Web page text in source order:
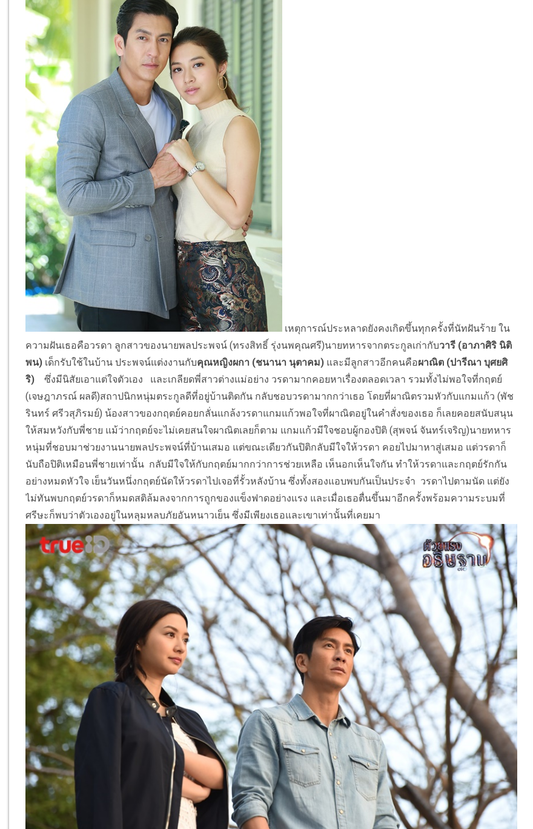
เหตุการณ์ประหลาดยังคงเกิดขึ้นทุกครั้งที่นัทฝันร้าย ใน
ความฝันเธอคือวรดา ลูกสาวของนายพลประพจน์ (ทรงสิทธิ์ รุ่งนพคุณศรี)นายทหารจากตระกูลเก่ากับวารี (อาภาศิริ นิติ
พน) เด็กรับใช้ในบ้าน ประพจน์แต่งงานกับคุณหญิงผกา (ชนานา นุตาคม) และมีลูกสาวอีกคนคือผาณิต (ปารีณา บุศยศิ
ริ)
ซึ่งมีนิสัยเอาแต่ใจตัวเอง และเกลียดพี่สาวต่างแม่อย่าง วรดามากคอยหาเรื่องตลอดเวลา รวมทั้งไม่พอใจที่กฤตย์
(เจษฎาภรณ์ ผลดี)สถาปนิกหนุ่มตระกูลดีที่อยู่บ้านติดกัน กลับชอบวรดามากกว่าเธอ โดยที่ผาณิตรวมหัวกับแกมแก้ว (พัช
รินทร์ ศรีวสุภิรมย์) น้องสาวของกฤตย์คอยกลั่นแกล้งวรดาแกมแก้วพอใจที่ผาณิตอยู่ในคำสั่งของเธอ ก็เลยคอยสนับสนุน
ให้สมหวังกับพี่ชาย แม้ว่ากฤตย์จะไม่เคยสนใจผาณิตเลยก็ตาม แกมแก้วมีใจชอบผู้กองปิติ (สุพจน์ จันทร์เจริญ)นายทหาร
หนุ่มที่ชอบมาช่วยงานนายพลประพจน์ที่บ้านเสมอ แต่ขณะเดียวกันปิติกลับมีใจให้วรดา คอยไปมาหาสู่เสมอ แต่วรดาก็
นับถือปิติเหมือนพี่ชายเท่านั้น กลับมีใจให้กับกฤตย์มากกว่าการช่วยเหลือ เห็นอกเห็นใจกัน ทำให้วรดาและกฤตย์รักกัน
อย่างหมดหัวใจ เย็นวันหนึ่งกฤตย์นัดให้วรดาไปเจอที่รั้วหลังบ้าน ซึ่งทั้งสองแอบพบกันเป็นประจำ วรดาไปตามนัด แต่ยัง
ไม่ทันพบกฤตย์วรดาก็หมดสติล้มลงจากการถูกของแข็งฟาดอย่างแรง และเมื่อเธอตื่นขึ้นมาอีกครั้งพร้อมความระบมที่
ศรีษะก็พบว่าตัวเองอยู่ในหลุมหลบภัยอันหนาวเย็น ซึ่งมีเพียงเธอและเขาเท่านั้นที่เคยมา